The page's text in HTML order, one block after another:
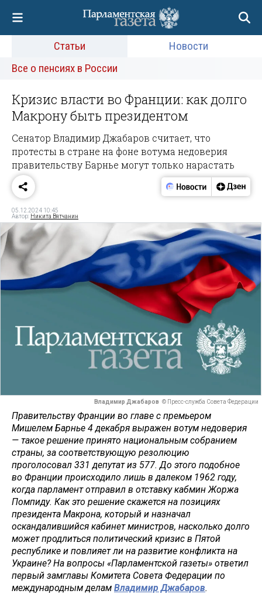
Статьи
Новости
Все о пенсиях в России
Кризис власти во Франции: как долго
Макрону быть президентом
Сенатор Владимир Джабаров считает, что
протесты в стране на фоне вотума недоверия
правительству Барнье могут только нарастать
05.12.2024 10:45
Автор: Никита Вятчанин
Владимир Джабаров © Пресс-служба Совета Федерации
Правительству Франции во главе с премьером
Мишелем Барнье 4 декабря выражен вотум недоверия
— такое решение принято национальным собранием
страны, за соответствующую резолюцию
проголосовал 331 депутат из 577. До этого подобное
во Франции происходило лишь в далеком 1962 году,
когда парламент отправил в отставку кабмин Жоржа
Помпиду. Как это решение скажется на позициях
президента Макрона, который и назначал
оскандалившийся кабинет министров, насколько долго
может продлиться политический кризис в Пятой
республике и повлияет ли на развитие конфликта на
Украине? На вопросы «Парламентской газеты» ответил
первый замглавы Комитета Совета Федерации по
международным делам Владимир Джабаров.